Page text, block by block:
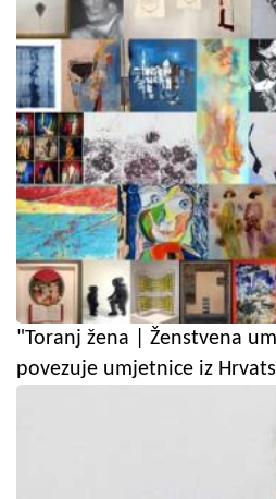
"Toranj žena | Ženstvena
povezuje umjetnice iz